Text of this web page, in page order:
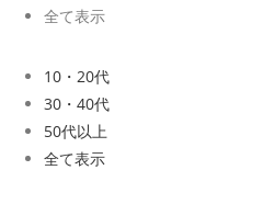
全て表示
10・20代
30・40代
50代以上
全て表示